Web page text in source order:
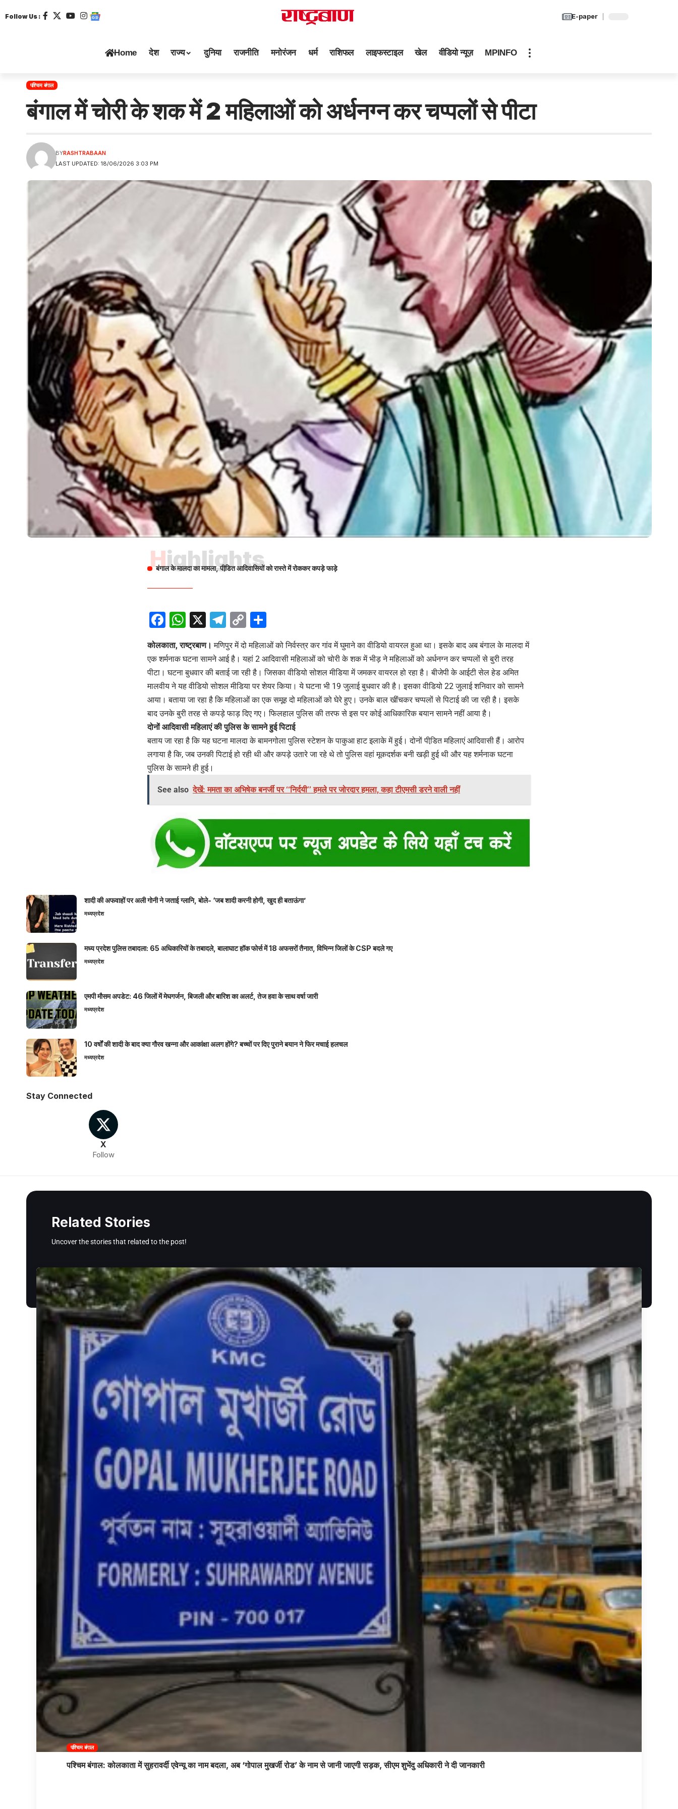
Follow Us : E-paper
Home देश राज्य दुनिया राजनीति मनोरंजन धर्म राशिफल लाइफस्टाइल खेल वीडियो न्यूज़ MPINFO
पश्चिम बंगाल
बंगाल में चोरी के शक में 2 महिलाओं को अर्धनग्न कर चप्पलों से पीटा
LAST UPDATED: 18/06/2026 3:03 PM
BYRASHTRABAAN
Highlights
बंगाल के मालदा का मामला, पीडि़त आदिवासियों को रास्ते में रोककर कपड़े फाड़े
Facebook
WhatsApp
X Telegram
Copy
Link
कोलकाता, राष्ट्रबाण। मणिपुर में दो महिलाओं को निर्वस्त्र कर गांव में घुमाने का वीडियो वायरल हुआ था। इसके बाद अब बंगाल के मालदा में
एक शर्मनाक घटना सामने आई है। यहां 2 आदिवासी महिलाओं को चोरी के शक में भीड़ ने महिलाओं को अर्धनग्न कर चप्पलों से बुरी तरह
पीटा। घटना बुधवार की बताई जा रही है। जिसका वीडियो सोशल मीडिया में जमकर वायरल हो रहा है। बीजेपी के आईटी सेल हेड अमित
मालवीय ने यह वीडियो सोशल मीडिया पर शेयर किया। ये घटना भी 19 जुलाई बुधवार की है। इसका वीडियो 22 जुलाई शनिवार को सामने
आया। बताया जा रहा है कि महिलाओं का एक समूह दो महिलाओं को घेरे हुए। उनके बाल खींचकर चप्पलों से पिटाई की जा रही है। इसके
बाद उनके बुरी तरह से कपड़े फाड़ दिए गए। फिलहाल पुलिस की तरफ से इस पर कोई आधिकारिक बयान सामने नहीं आया है।
दोनों आदिवासी महिलाएं की पुलिस के सामने हुई पिटाई
बताय जा रहा है कि यह घटना मालदा के बामनगोला पुलिस स्टेशन के पाकुआ हाट इलाके में हुई। दोनों पीडि़त महिलाएं आदिवासी हैं। आरोप
लगाया है कि, जब उनकी पिटाई हो रही थी और कपड़े उतारे जा रहे थे तो पुलिस वहां मूकदर्शक बनी खड़ी हुई थी और यह शर्मनाक घटना
पुलिस के सामने ही हुई।
See also देखें: ममता का अभिषेक बनर्जी पर ‘‘निर्दयी’’ हमले पर जोरदार हमला, कहा टीएमसी डरने वाली नहीं
शादी की अफवाहों पर अली गोनी ने जताई ग्लानि, बोले- ‘जब शादी करनी होगी, खुद ही बताऊंगा’
मध्यप्रदेश
मध्य प्रदेश पुलिस तबादला: 65 अधिकारियों के तबादले, बालाघाट हॉक फोर्स में 18 अफसरों तैनात, विभिन्न जिलों के CSP बदले गए
मध्यप्रदेश
एमपी मौसम अपडेट: 46 जिलों में मेघगर्जन, बिजली और बारिश का अलर्ट, तेज हवा के साथ वर्षा जारी
मध्यप्रदेश
10 वर्षों की शादी के बाद क्या गौरव खन्ना और आकांक्षा अलग होंगे? बच्चों पर दिए पुराने बयान ने फिर मचाई हलचल
मध्यप्रदेश
Stay Connected
X
Follow
Related Stories
Uncover the stories that related to the post!
पश्चिम बंगाल
पश्चिम बंगाल: कोलकाता में सुहरावर्दी एवेन्यू का नाम बदला, अब ‘गोपाल मुखर्जी रोड’ के नाम से जानी जाएगी सड़क, सीएम शुभेंदु अधिकारी ने दी जानकारी